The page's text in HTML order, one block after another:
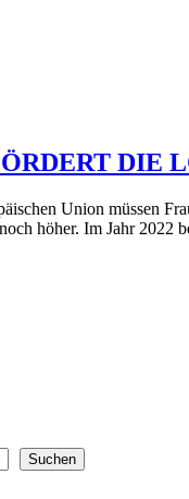
DIE
Union müssen
höher. Im Jahr
Suchen